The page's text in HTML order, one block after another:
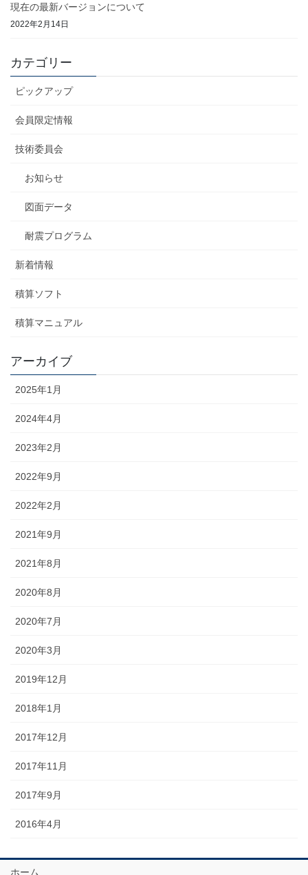
現在の最新バージョンについて
2022年2月14日
カテゴリー
ピックアップ
会員限定情報
技術委員会
お知らせ
図面データ
耐震プログラム
新着情報
積算ソフト
積算マニュアル
アーカイブ
2025年1月
2024年4月
2023年2月
2022年9月
2022年2月
2021年9月
2021年8月
2020年8月
2020年7月
2020年3月
2019年12月
2018年1月
2017年12月
2017年11月
2017年9月
2016年4月
ホーム